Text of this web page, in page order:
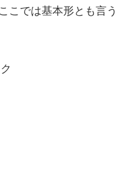
こでは基本形とも言